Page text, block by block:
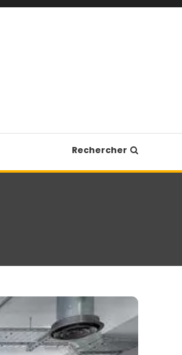
Rechercher